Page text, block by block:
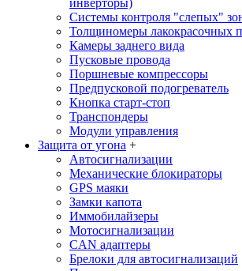
Системы контроля "слепых"
Толщиномеры лакокрасочных
Камеры заднего вида
Пусковые провода
Поршневые компрессоры
Предпусковой подогреватель
Кнопка старт-стоп
Транспондеры
Модули управления
Защита от угона +
Автосигнализации
Механические блoкираторы
GPS маяки
Замки капота
Иммобилайзеры
Мотосигнализации
CAN адаптеры
Брелоки для автосигнализаций